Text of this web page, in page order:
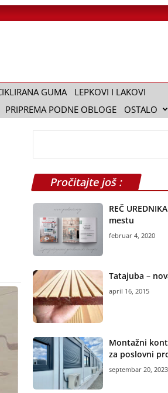
GUMA
LEPKOVI I LAKOVI
PRIPREMA PODNE OBLOGE OSTALO
Pročitajte još :
REČ
mestu
februar 4, 2020
Tatajuba –
april 16, 2015
Montažni
za poslovni
septembar 20, 2023